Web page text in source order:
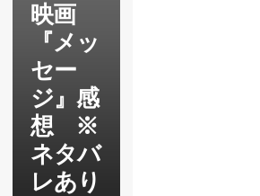
映画
『メッ
セー
ジ』感
想 ※
ネタバ
レあり